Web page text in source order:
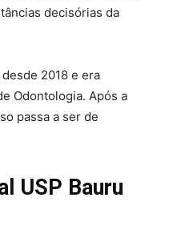
decisórias da
2018 e era
Odontologia. Após a
passa a ser de
USP Bauru